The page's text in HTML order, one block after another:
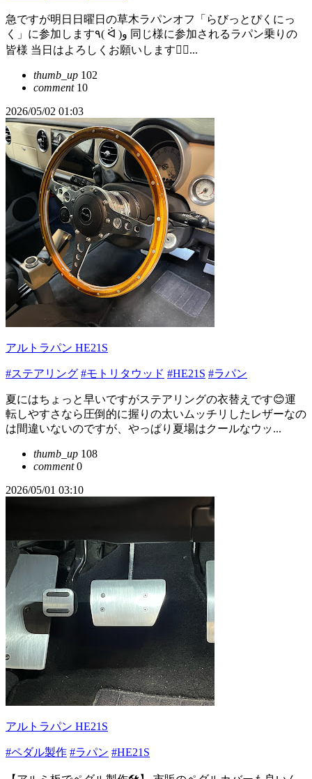
急ですが明日日曜日の草木ラパンオフ「らびっとぴくにっ
く」に参加します٩( ᐛ )و 同じ様に参加されるラパン乗りの
皆様 当日はよろしくお願いします🙇‍♀️...
thumb_up 102
comment10
2026/05/02 01:03
アルトラパン HE21S
#ステアリング #モトリタウッド #HE21S #ラパン
夏にはちょっと早いですがステアリングの衣替えです😊運
転しやすさなら圧倒的に握りの太いムッチリしたレザーなの
は間違いないのですが、やっぱり夏場はクールなウッ...
thumb_up 108
comment0
2026/05/01 03:10
アルトラパン HE21S
#ペダル製作 #ラパン #HE21S